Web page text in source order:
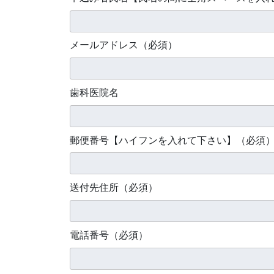
メールアドレス（必須）
歯科医院名
郵便番号【ハイフンを入れて下さい】（必須
送付先住所（必須）
電話番号（必須）